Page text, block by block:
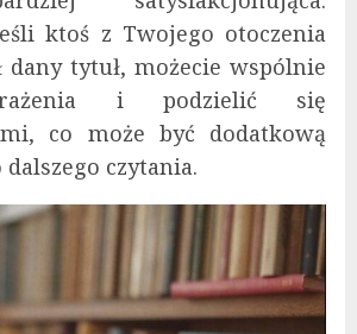
ktoś z Twojego otoczenia
dany tytuł, możecie wspólnie
i podzielić się
co może być dodatkową
czytania.